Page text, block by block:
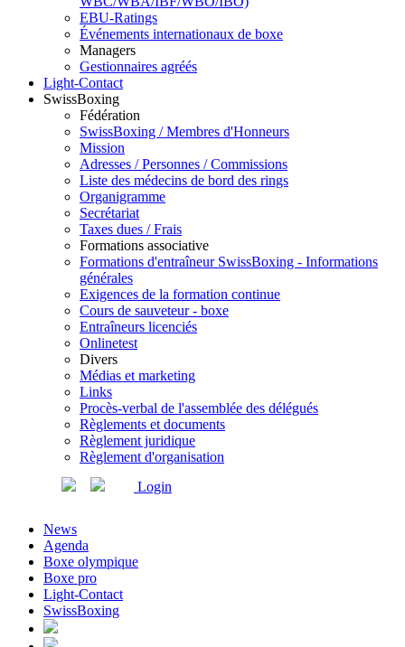
EBU-Ratings
Événements internationaux de boxe
Managers
Gestionnaires agréés
Light-Contact
SwissBoxing
Fédération
SwissBoxing / Membres d'Honneurs
Mission
Adresses / Personnes / Commissions
Liste des médecins de bord des rings
Organigramme
Secrétariat
Taxes dues / Frais
Formations associative
Formations d'entraîneur SwissBoxing - Informations
générales
Exigences de la formation continue
Cours de sauveteur - boxe
Entraîneurs licenciés
Onlinetest
Divers
Médias et marketing
Links
Procès-verbal de l'assemblée des délégués
Règlements et documents
Règlement juridique
Règlement d'organisation
Login
News
Agenda
Boxe olympique
Boxe pro
Light-Contact
SwissBoxing